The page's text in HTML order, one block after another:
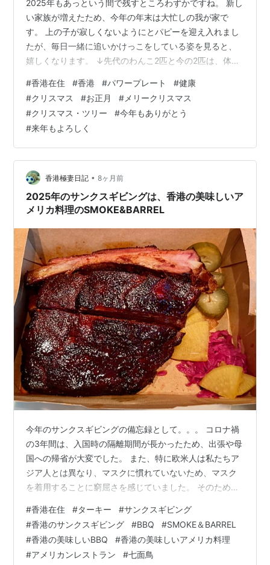
2025年もあっという間で残すところわずかですね。 新し
い家族が増えたため、今年の年末は大忙しの我が家で
す。 上の子が寂しくないようにとパピーを迎え入れまし
たが、毎日一緒に追いかけっこをしている姿を見ると、
嬉しくなります。 ↓先代のわんこ2匹と今の2匹は、体型
とがあります。 上と下の2枚は20年ほど前の先代犬の写
真ですが、ちょっとした仕草や苦手なもの、好きなおも
ちゃに遊びのパターンまで似ているので、まるで4匹全員
がここに一緒にいるような気がして、心がポカポカして
きます。 先代のワンコたちにもっとしてあげたかったこ
とを、今は毎日たくさん行っている…
#香港在住 #香港 #パワープレート #健康
#クリスマス #お正月 #メリークリスマス
#クリスマス・ツリー #今年もありがとう
#来年もよろしく
香港極妻日記 • 8ヶ月前
2025年のサンクスギビングは、香港の美味しいア
メリカ料理のSMOKE&BARREL
今年のサンクスギビングの備忘録として。。。 コロナ禍
の3年間は、入国時の隔離期間が長かったため、出張や母
国への帰省が大変でした。 また、特に欧米人は私たちア
ジア人とは異なり、マスクに慣れていないため、マスク
を着用することに窮屈さを感じていました。 そのため、
層の数はかなり多かったです。 しかし、今年に入ってか
らは特に欧米などから多くのエクスパットの富裕層が家
族を連れて香港に戻ってきており、特にザ・ピーク、ミ
ッドレベル、レパルスベイなどの大きめの住宅の賃貸が
#香港在住 #ターキー #サンクスギビング
#香港のサンクスギビング #BBQ #SMOKE＆BARREL
#香港の美味しいBBQ #香港の美味しいアメリカ料理
#アメリカンレストラン #七面鳥